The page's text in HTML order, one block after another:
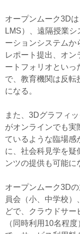
オープンムーク3D
LMS）、遠隔授業
ーションシステムか
レポート提出、オン
ートフォリオといっ
で、教育機関は反転
になる。
また、3Dグラフィ
がオンラインでも実
ているような臨場感
に、社会科見学を疑
ンツの提供も可能に
オープンムーク3D
員会（小、中学校
どで、クラウドサー
（同時利用10名程